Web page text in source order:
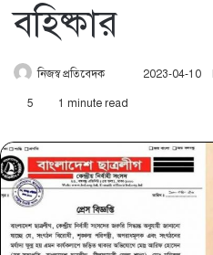
বহিষ্কার
নিজস্ব প্রতিবেদক
Send2023-04-10
5 1 minute read